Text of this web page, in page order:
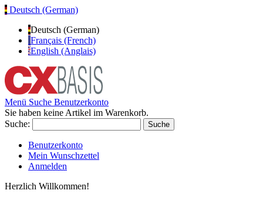
Deutsch (German)
Deutsch (German)
Français (French)
English (Anglais)
Menü Suche Benutzerkonto
Sie haben keine Artikel im Warenkorb.
Suche:
Suche
Benutzerkonto
Mein Wunschzettel
Anmelden
Herzlich Willkommen!